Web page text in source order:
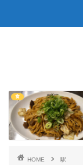
食
HOME 駅